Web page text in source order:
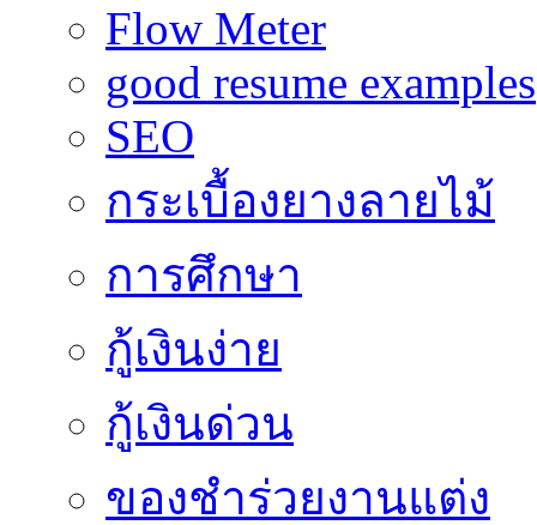
Flow Meter
good resume examples
SEO
กระเบื้องยางลายไม้
การศึกษา
กู้เงินง่าย
กู้เงินด่วน
ของชำร่วยงานแต่ง